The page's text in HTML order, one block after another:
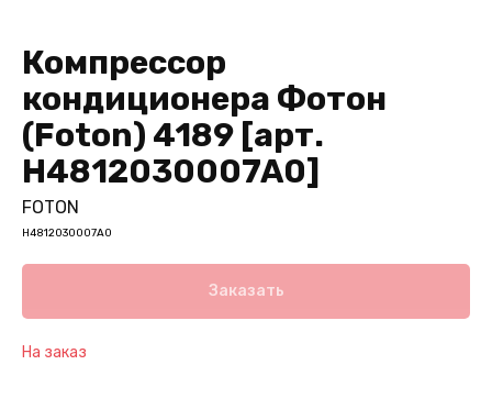
Компрессор
кондиционера Фотон
(Foton) 4189 [арт.
H4812030007A0]
FOTON
H4812030007A0
Заказать
На заказ